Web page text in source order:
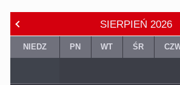
SIERPIEŃ 2026
NIEDZ PN WT ŚR